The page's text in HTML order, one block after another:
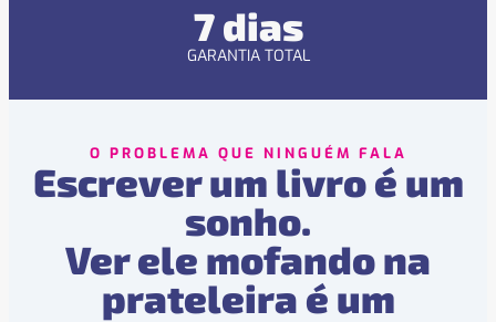
7 dias
GARANTIA TOTAL
O PROBLEMA QUE NINGUÉM FALA
Escrever um livro é um
sonho.
Ver ele mofando na
prateleira é um